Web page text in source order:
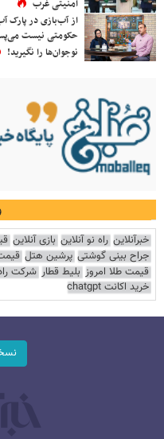
امنیتی غرب
از آب‌بازی در پارک
حکومتی نیست
نوجوان‌ها را نگیرید!
خبرآنلاین راه نو آنلاین بازی آنلاین
جراح بینی گوشتی پرشین هتل
قیمت طلا امروز بلیط قطار شرکت
خرید اکانت chatgpt